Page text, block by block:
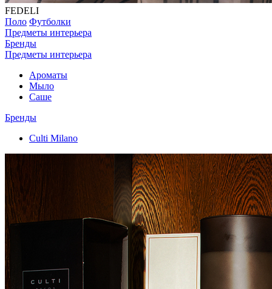
FEDELI
Поло Футболки
Предметы интерьера
Бренды
Предметы интерьера
Ароматы
Мыло
Саше
Бренды
Culti Milano